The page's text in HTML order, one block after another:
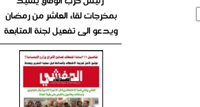
بمخرجات لقاء العاشر من رمضان
ويدعو الى تفعيل لجنة المتابعة